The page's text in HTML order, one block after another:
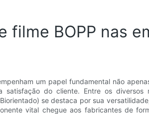
filme BOPP nas
um papel fundamental não
do cliente. Entre os diversos
se destaca por sua
vital chegue aos fabricantes de